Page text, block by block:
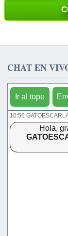
CHAT EN
Ir al tope
10:56
Hola,